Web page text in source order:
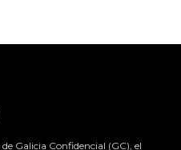
Galicia Confidencial (GC), el